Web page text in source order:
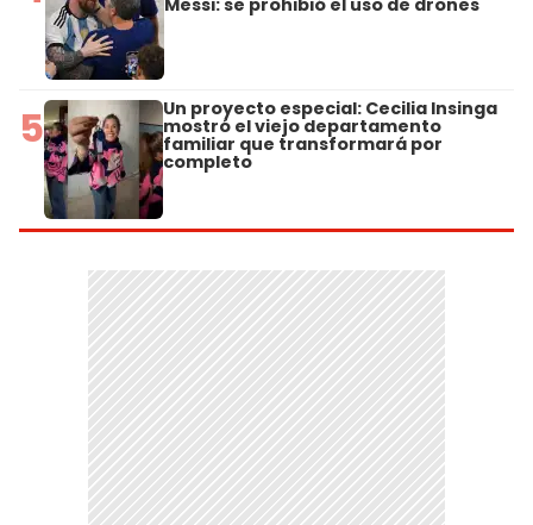
5 Un proyecto especial: Cecilia Insinga
mostró el viejo departamento
familiar que transformará por
completo